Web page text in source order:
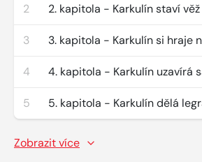
2 2. kapitola - Karkulín staví věž
3 3. kapitola - Karkulín si hraje
4 4. kapitola - Karkulín uzavírá
5 5. kapitola - Karkulín dělá
Zobrazit více